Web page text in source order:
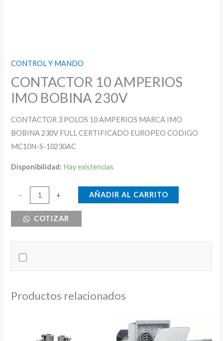
CONTROL Y MANDO
CONTACTOR 10 AMPERIOS
IMO BOBINA 230V
CONTACTOR 3 POLOS 10 AMPERIOS MARCA IMO
BOBINA 230V FULL CERTIFICADO EUROPEO CODIGO
MC10N-S-10230AC
Disponibilidad: Hay existencias
-
CONTACTOR
AMPERIOS
230V
cantidad
+ AÑADIR AL CARRITO
COTIZAR
Productos relacionados